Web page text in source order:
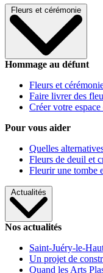
Fleurs et cérémonie
Hommage au défunt
Fleurs et
Faire livrer des
Créer votre
Pour vous aider
Quelles
Fleurs de deuil et
Fleurir une tombe
Actualités
Nos actualités
Saint-Juéry-le-
Un projet de
Quand les Arts